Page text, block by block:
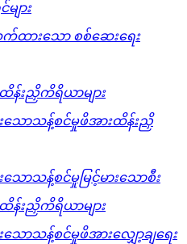
ျား
ထားသော စစ်ဆေးရေး
ထိန်းညှိကိရိယာများ
ားသောသန့်စင်မှုဖိအားထိန်းညှိ
းသောသန့်စင်မှုမြင့်မားသောစီး
န်းညှိကိရိယာများ
းသောသန့်စင်မှုဖိအားလျှော့ချရေး